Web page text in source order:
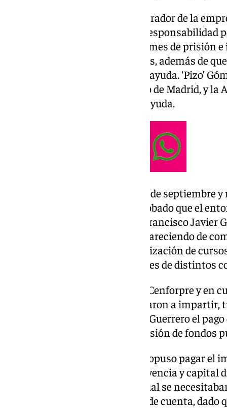
Un tercer investigado, administrador de la
resolución, extinguiéndose su
solicitó penas de dos años y un mes de
años y un mes para los acusados, además de
Andalucía con la cantidad de la ayuda. ‘Pizo’
futbolista de Osasuna y Atlético de Madrid, y la
«testaferro» para el cobro de la ayuda.
En una sentencia fechada el 30 de septiembre
partes, el tribunal considera probado que el
y Seguridad Social de la Junta, Francisco
disposición fondos públicos y, careciendo de
verbalmente a Cenforpre la realización de
laborales para graduados sociales de distintos
Por orden del representante de Cenforpre y en
Guerrero, los cursos se comenzaron a
exigió en repetidas ocasiones a Guerrero el
respuesta de que no había provisión de fondos
Ante la insistencia, Guerrero propuso pagar el
una póliza de rentas de supervivencia y
compañía de seguros, para lo cual se
como beneficiaria y su número de cuenta, dado